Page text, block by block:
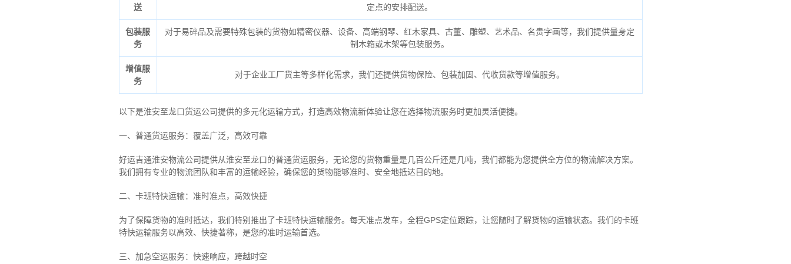
送
定点的安排配送。
包装服
务
对于易碎品及需要特殊包装的货物如精密仪器、设备、高端钢琴、红木家具、古董、雕塑、艺术品、名贵字画等，我们提供量身定
制木箱或木架等包装服务。
增值服
务
对于企业工厂货主等多样化需求，我们还提供货物保险、包装加固、代收货款等增值服务。
以下是淮安至龙口货运公司提供的多元化运输方式，打造高效物流新体验让您在选择物流服务时更加灵活便捷。
一、普通货运服务：覆盖广泛，高效可靠
好运吉通淮安物流公司提供从淮安至龙口的普通货运服务，无论您的货物重量是几百公斤还是几吨，我们都能为您提供全方位的物流解决方案。
我们拥有专业的物流团队和丰富的运输经验，确保您的货物能够准时、安全地抵达目的地。
二、卡班特快运输：准时准点，高效快捷
为了保障货物的准时抵达，我们特别推出了卡班特快运输服务。每天准点发车，全程GPS定位跟踪，让您随时了解货物的运输状态。我们的卡班
特快运输服务以高效、快捷著称，是您的准时运输首选。
三、加急空运服务：快速响应，跨越时空